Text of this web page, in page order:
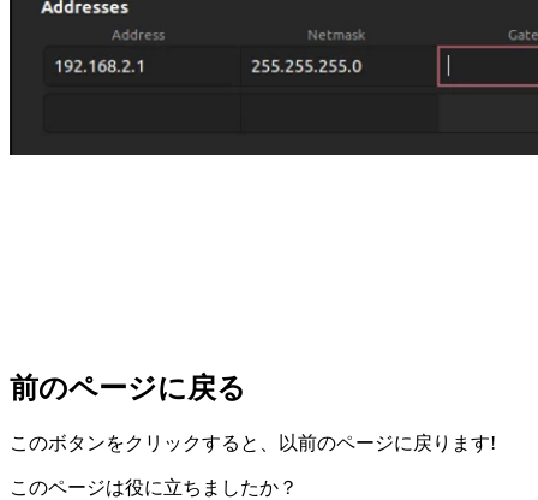
前のページに戻る
このボタンをクリックすると、以前のページに戻ります!
このページは役に立ちましたか？